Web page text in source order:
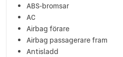
ABS-bromsar
AC
Airbag förare
Airbag passagerare fram
Antisladd